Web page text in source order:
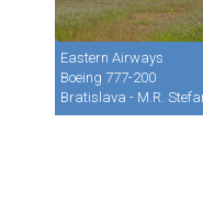
Eastern Airways
Boeing 777-200
Bratislava - M.R.